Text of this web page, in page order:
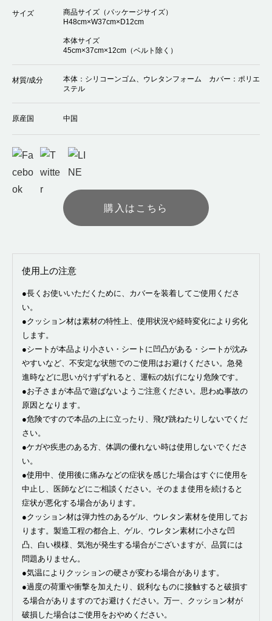
サイズ
商品サイズ（パッケージサイズ）
H48cm×W37cm×D12cm
本体サイズ
45cm×37cm×12cm（ベルト除く）
材質/成分
本体：シリコーンゴム、ウレタンフォーム カバー：ポリエ
ステル
原産国 中国
購入はこちら
使⽤上の注意
●長くお使いいただくために、カバーを装着してご使用くださ
い。
●クッション材は素材の特性上、使用状況や経時変化により劣化
します。
●シートが本品より小さい・シートに凹凸がある・シートが沈み
やすいなど、不安定な状態でのご使用はお避けください。急発
進時などに思いがけずずれると、運転の妨げになり危険です。
●お子さまが本品で遊ばないようご注意ください。思わぬ事故の
原因となります。
●危険ですので本品の上に立ったり、飛び跳ねたりしないでくだ
さい。
●ケガや疾患のある方、体調の優れない時は使用しないでくださ
い。
●使用中、使用後に痛みなどの症状を感じた場合はすぐに使用を
中止し、医師などにご相談ください。そのまま使用を続けると
症状が悪化する場合があります。
●クッション材は弾力性のあるゲル、ウレタン素材を使用してお
ります。製造工程の都合上、ゲル、ウレタン素材に小さな凹
凸、白い模様、気泡が発生する場合がございますが、品質には
問題ありません。
●気温によりクッションの硬さが変わる場合があります。
●過度の荷重や衝撃を加えたり、鋭利なものに接触すると破損す
る場合がありますのでお避けください。万一、クッション材が
破損した場合はご使用をおやめください。